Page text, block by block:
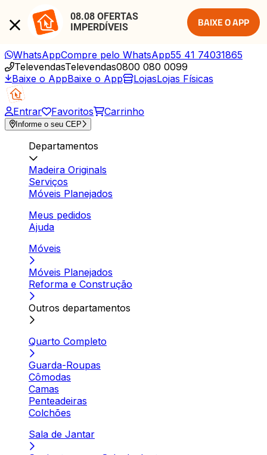
08.08 OFERTAS
IMPERDÍVEIS
BAIXE O APP
WhatsAppCompre pelo WhatsApp55 41 74031865
TelevendasTelevendas0800 080 0099
Baixe o AppBaixe o App LojasLojas Físicas
Entrar Favoritos Carrinho
Informe o seu CEP
Departamentos
Madeira Originals
Serviços
Móveis Planejados
Meus pedidos
Ajuda
Móveis
Móveis Planejados
Reforma e Construção
Outros departamentos
Quarto Completo
Guarda-Roupas
Cômodas
Camas
Penteadeiras
Colchões
Sala de Jantar